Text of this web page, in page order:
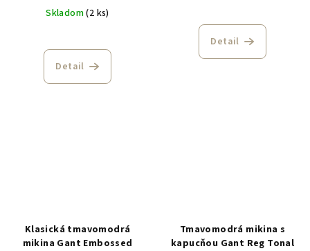
Skladom(2 ks)
Detail
Detail
Klasická tmavomodrá
mikina Gant Embossed
Tmavomodrá mikina s
kapucňou Gant Reg Tonal